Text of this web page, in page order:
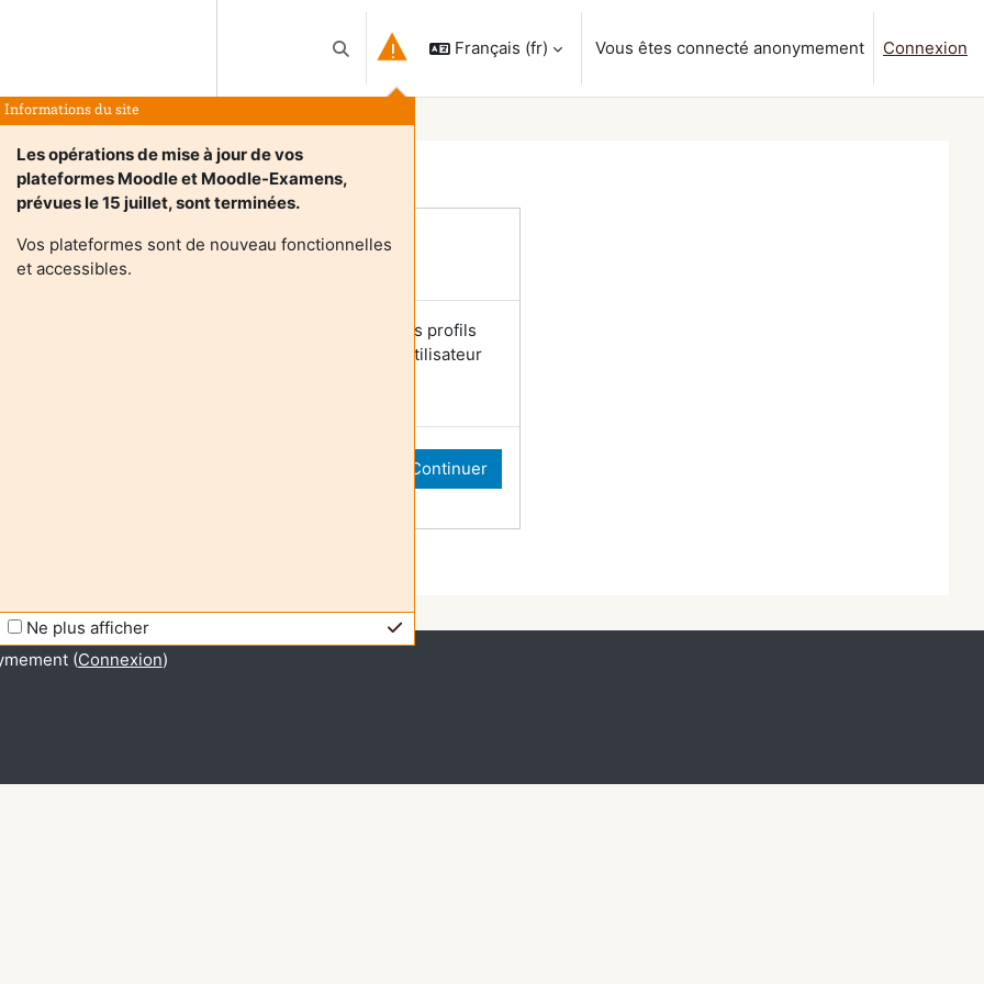
Activer/désactiver la saisie de recherche
Informations du site
Les opérations de mise à jour de vos
plateformes Moodle et Moodle-Examens,
prévues le 15 juillet, sont terminées.
Vos plateformes sont de nouveau fonctionnelles
et accessibles.
Ne plus afficher
Français ‎(fr)‎ Vous êtes connecté anonymement Connexion
required
utilisateurs anonymes ne peuvent pas consulter les profils
Veuillez vous connecter avec un compte utilisateur
continuer.
Continuer
(Connexion)